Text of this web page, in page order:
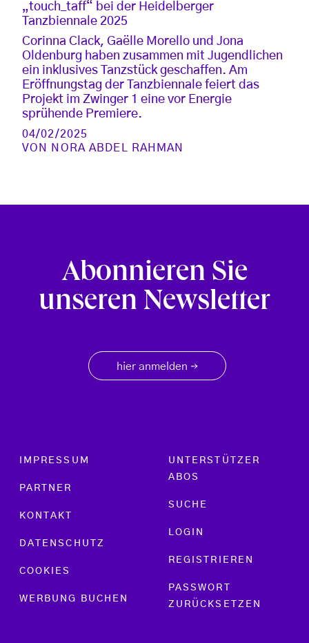
„touch_taff“ bei der Heidelberger
Tanzbiennale 2025
Corinna Clack, Gaëlle Morello und Jona
Oldenburg haben zusammen mit Jugendlichen
ein inklusives Tanzstück geschaffen. Am
Eröffnungstag der Tanzbiennale feiert das
Projekt im Zwinger 1 eine vor Energie
sprühende Premiere.
04/02/2025
VON
NORA ABDEL RAHMAN
Abonnieren Sie
unseren Newsletter
hier anmelden →
Footer menu
IMPRESSUM
PARTNER
KONTAKT
DATENSCHUTZ
COOKIES
WERBUNG BUCHEN
UNTERSTÜTZER
ABOS
SUCHE
LOGIN
REGISTRIEREN
PASSWORT
ZURÜCKSETZEN